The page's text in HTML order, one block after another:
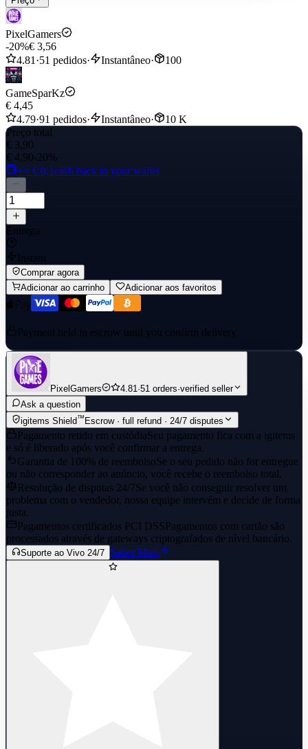
PixelGamers
-20%€ 3,56
4.81 ·51 pedidos· Instantâneo· 100
GameSparKz
€ 4,45
4.79·91 pedidos· Instantâneo·
10 K
Preço total
€ 3,90
€ 4,90-20%
+≈ € 0,1cash back to your wallet
Entrega
Instant
Comprar agora
Adicionar ao carrinho
Adicionar aos favoritos
Payment held in escrow until you confirm delivery
PixelGamers 4.81·51 orders·verified seller
Ask a question
igitems Shield™ Escrow · full refund · 24/7 disputes
Pagamento retido em custódiaSeu pagamento fica com a igitems
e só é liberado após você confirmar a entrega.
Garantia de 100% de reembolsoSe o seu pedido não for entregue
ou não corresponder ao anúncio, você recebe o reembolso total.
Resolução de disputas 24/7Se você não conseguir resolver um
problema com o vendedor, nossa equipe intervém e decide de forma
justa.
Pagamentos certificados PCI DSSPagamentos com cartão são
processados através de gateways criptografados de nível bancário.
Suporte ao Vivo 24/7 Saber Mais